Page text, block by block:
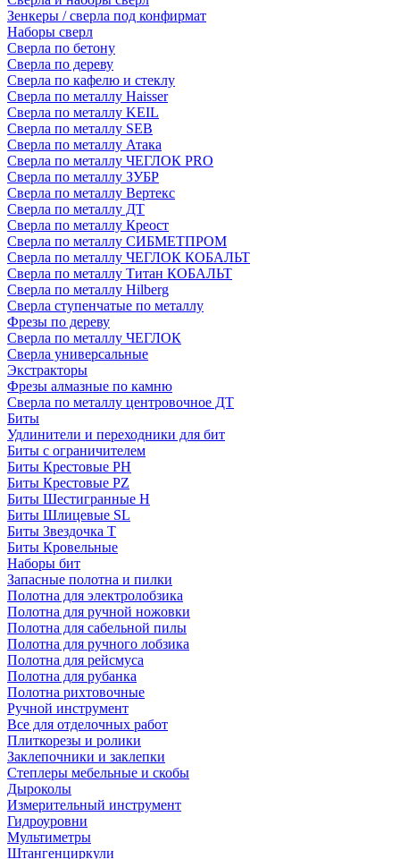
Зенкеры / сверла под конфирмат
Наборы сверл
Сверла по бетону
Сверла по дереву
Сверла по кафелю и стеклу
Сверла по металлу Haisser
Сверла по металлу KEIL
Сверла по металлу SEB
Сверла по металлу Атака
Сверла по металлу ЧЕГЛОК PRO
Сверла по металлу ЗУБР
Сверла по металлу Вертекс
Сверла по металлу ДТ
Сверла по металлу Креост
Сверла по металлу СИБМЕТПРОМ
Сверла по металлу ЧЕГЛОК КОБАЛЬТ
Сверла по металлу Титан КОБАЛЬТ
Сверла по металлу Hilberg
Сверла ступенчатые по металлу
Фрезы по дереву
Сверла по металлу ЧЕГЛОК
Сверла универсальные
Экстракторы
Фрезы алмазные по камню
Сверла по металлу центровочное ДТ
Биты
Удлинители и переходники для бит
Биты с ограничителем
Биты Крестовые PH
Биты Крестовые PZ
Биты Шестигранные H
Биты Шлицевые SL
Биты Звездочка T
Биты Кровельные
Наборы бит
Запасные полотна и пилки
Полотна для электролобзика
Полотна для ручной ножовки
Полотна для сабельной пилы
Полотна для ручного лобзика
Полотна для рейсмуса
Полотна для рубанка
Полотна рихтовочные
Ручной инструмент
Все для отделочных работ
Плиткорезы и ролики
Заклепочники и заклепки
Степлеры мебельные и скобы
Дыроколы
Измерительный инструмент
Гидроуровни
Мультиметры
Штангенциркули